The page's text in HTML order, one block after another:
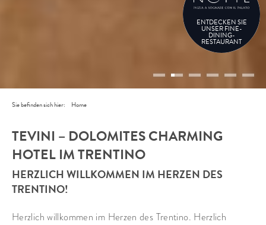
ENTDECKEN SIE
UNSER FINE-
DINING-
RESTAURANT
Sie befinden sich hier: Home
TEVINI – DOLOMITES CHARMING
HOTEL IM TRENTINO
HERZLICH WILLKOMMEN IM HERZEN DES
TRENTINO!
Herzlich willkommen im Herzen des Trentino. Herzlich